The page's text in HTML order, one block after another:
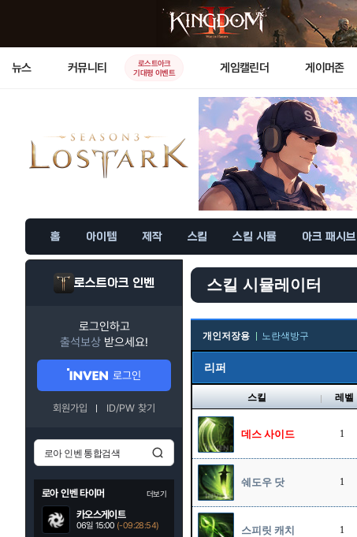
뉴스 커뮤니티
로스트아크
기대평 이벤트
게임캘린더 게이머존
홈 아이템 제작 스킬 스킬 시뮬 아크 패시브
로스트아크 인벤
로그인하고
출석보상 받으세요!
로그인
회원가입 ID/PW 찾기
로아 인벤 타이머 더보기
카오스게이트
06일 15:00 (-09:28:52)
스킬 시뮬레이터
개인저장용 노란색방구
리퍼
스킬 레벨
데스 사이드 1
쉐도우 닷 1
스피릿 캐치 1